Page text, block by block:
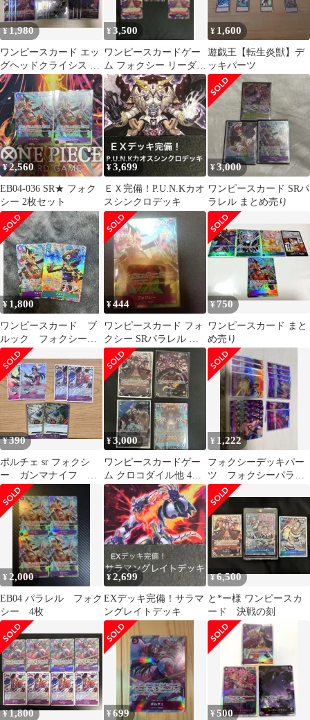
¥1,980
ワンピースカード エッ
グヘッドクライシス SR
セット売り
¥3,500
ワンピースカードゲー
ム フォクシー リーダー
パラレル 5枚セット
¥ 1,600
遊戯王【転生炎獣】デ
ッキパーツ
¥2,560
EB04-036 SR★ フォク
シー 2枚セット
¥3,699
ＥＸ完備！P.U.N.Kカオ
スシンクロデッキ
¥3,000
ワンピースカード SRパ
ラレル まとめ売り
¥ 1,800
ワンピースカード ブ
ルック フォクシー
セット2枚
¥444
ワンピースカード フォ
クシー SRパラレル エ
ッグヘッドクライシス
¥750
ワンピースカード まと
め売り
¥390
ポルチェ sr フォクシ
ー ガンマナイフ パ
ラレル 紫エネルデッ
キパーツ
¥3,000
ワンピースカードゲー
ム クロコダイル他 4枚
セット
¥ 1,222
フォクシーデッキパー
ツ フォクシーパラレ
ル4枚
¥ 2,000
EB04 パラレル フォク
シー 4枚
¥2,699
EXデッキ完備！サラマ
ングレイトデッキ
¥6,500
と*ー様 ワンピースカ
ード 決戦の刻
¥1,800 ¥699 ¥500